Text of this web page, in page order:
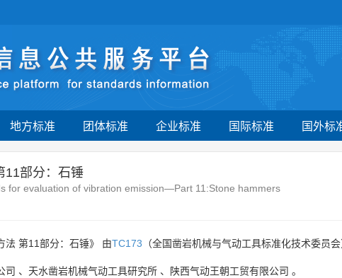
地方标准 团体标准 企业标准 国际标准 国外标
11部分：石锤
for evaluation of vibration emission—Part 11:Stone hammers
法 第11部分：石锤》 由TC173 （全国凿岩机械与气动工具标准化技术委员
司 、 天水凿岩机械气动工具研究所 、 陕西气动王朝工贸有限公司 。